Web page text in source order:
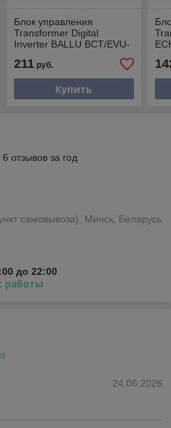
Блок управления
Transformer Digital
Inverter BALLU BCT/EVU-
211руб.
Купить
отзывов за год
самовывоза), Минск, Беларусь
до 22:00
работы
24.06.2026